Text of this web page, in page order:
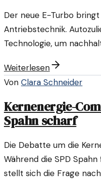
Der neue E-Turbo
Antriebstechnik.
Technologie, um
Weiterlesen
Von Clara Schneider
Kernenergie-
Spahn scharf
Die Debatte um die
Während die SPD
stellt sich die Frage